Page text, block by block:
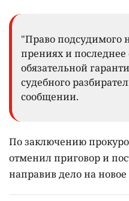
"Право подсудимого
прениях и последнее
обязательной
судебного
сообщении.
По заключению
отменил приговор и
направив дело на